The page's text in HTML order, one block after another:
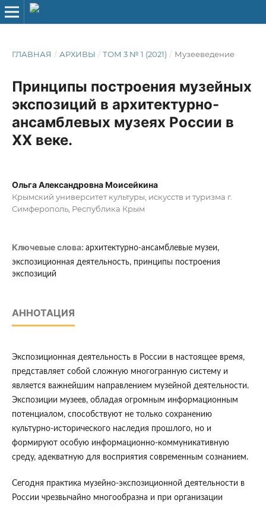
ГЛАВНАЯ / АРХИВЫ / ТОМ 3 № 1 (2021) / Музееведение
Принципы построения музейных
экспозиций в архитектурно-
ансамблевых музеях России в
XX веке.
Ольга Александровна Моисейкина
Крымский университет культуры, искусств и туризма г.
Симферополь, Республика Крым
Ключевые слова: архитектурно-ансамблевые музеи,
экспозиционная деятельность, принципы построения
экспозиций
АННОТАЦИЯ
Экспозиционная деятельность в России в настоящее время,
представляет собой сложную многогранную систему и
является важнейшим направлением музейной деятельности.
Экспозиции музеев, обладая огромным информационным
потенциалом, способствуют не только сохранению
культурно-исторического наследия прошлого, но и
формируют особую информационно-коммуникативную
среду, адекватную для восприятия современным сознанием.
Сегодня практика музейно-экспозиционной деятельности в
России чрезвычайно многообразна и при организации